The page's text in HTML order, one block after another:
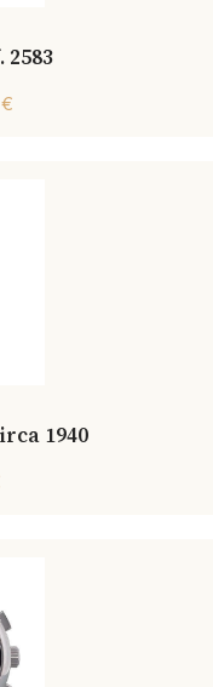
2583
1940